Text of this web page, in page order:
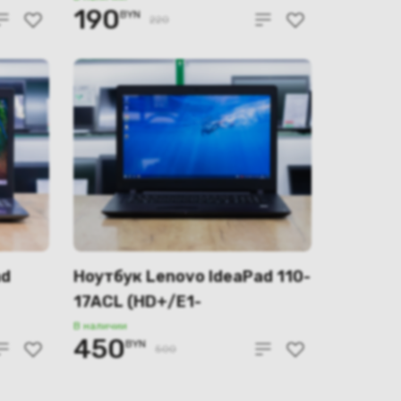
190BYN 220
Ноутбук Lenovo IdeaPad 110-
17ACL (HD+/E1-
7010/4GB/SSD 120GB)
В наличии
450BYN 500